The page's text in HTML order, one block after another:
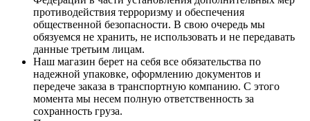
противодействия терроризму и обеспечения
общественной безопасности. В свою очередь мы
обязуемся не хранить, не использовать и не передавать
данные третьим лицам.
Наш магазин берет на себя все обязательства по
надежной упаковке, оформлению документов и
передече заказа в транспортную компанию. С этого
момента мы несем полную ответственность за
сохранность груза.